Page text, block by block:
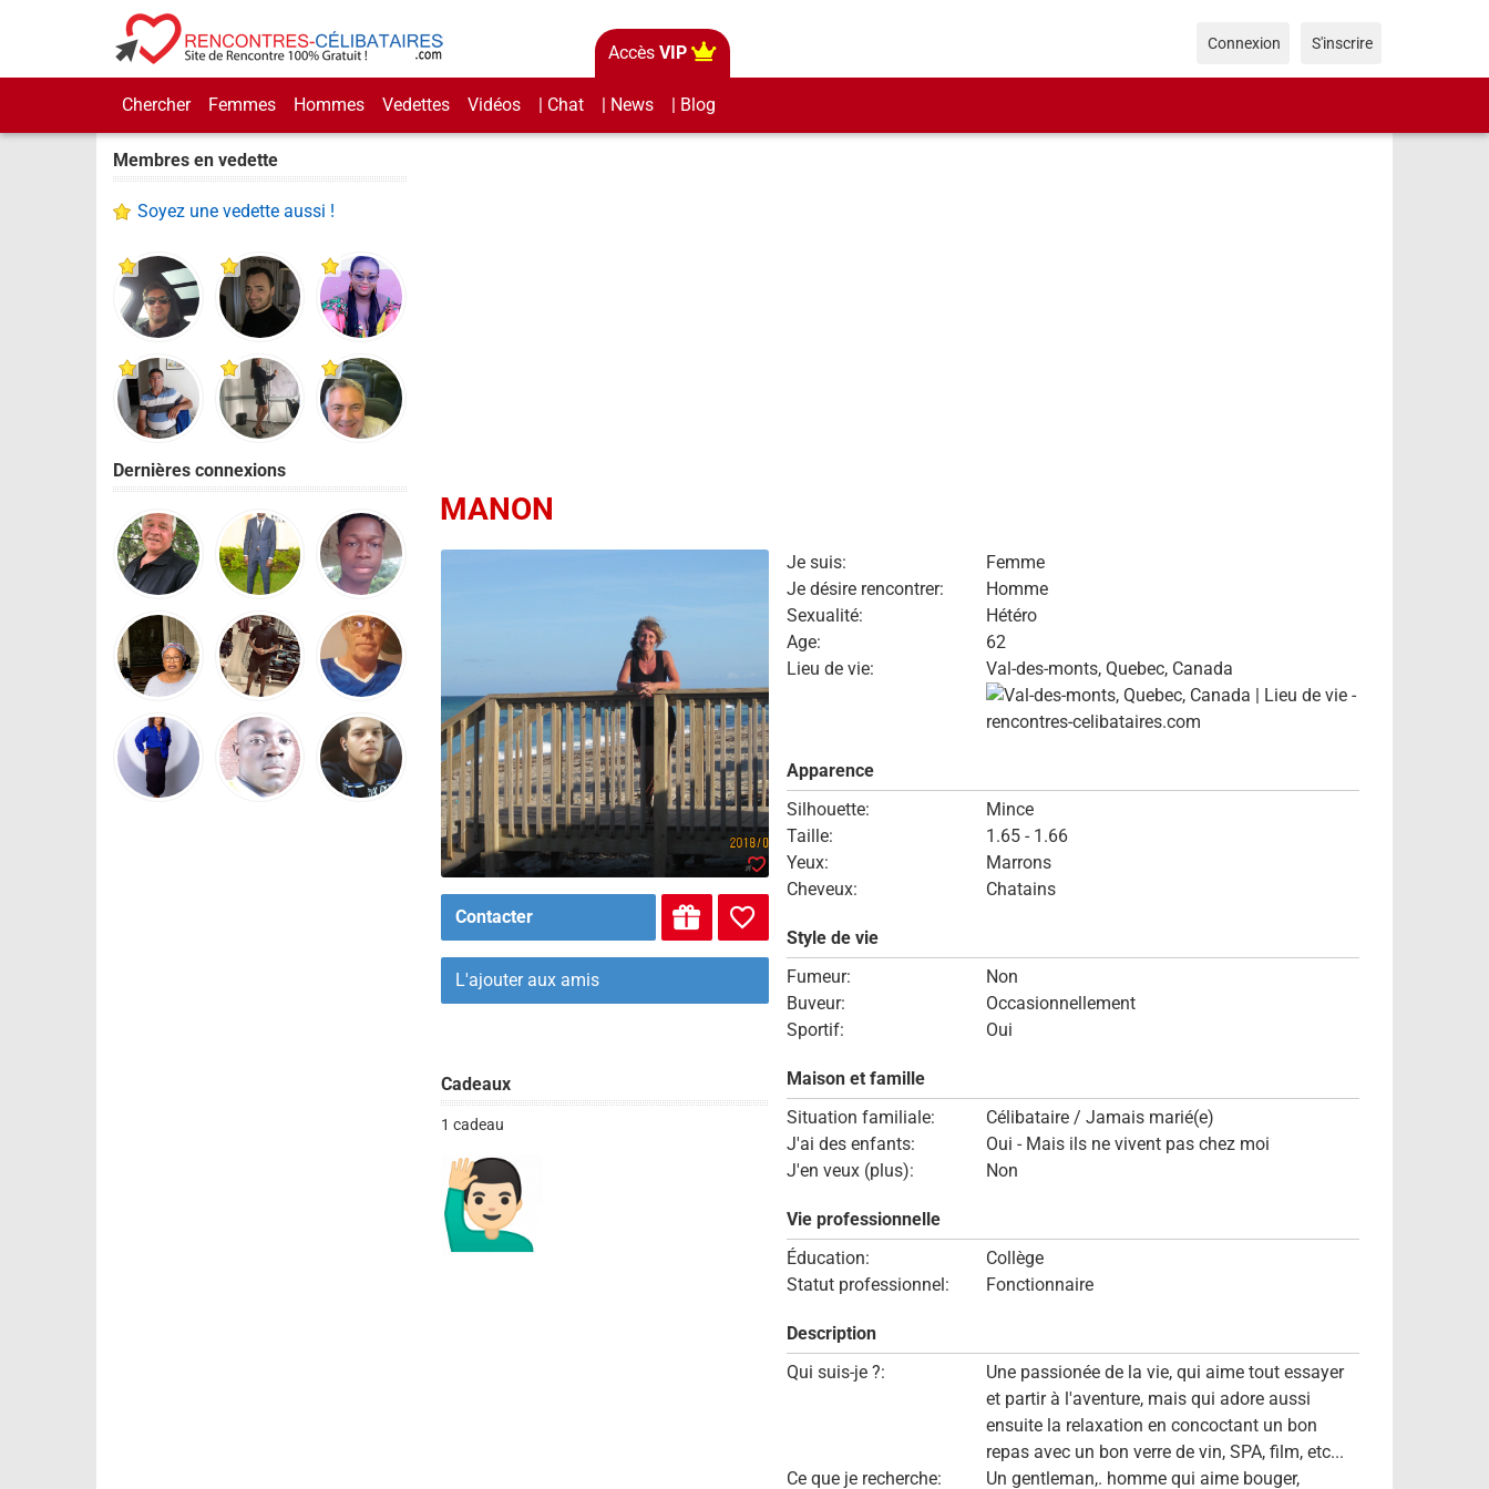
Accès VIP
Chercher Femmes Hommes Vedettes Vidéos | Chat | News | Blog
Connexion S'inscrire
Membres en vedette
Soyez une vedette aussi !
Dernières connexions
MANON
Contacter
L'ajouter aux amis
Cadeaux
1 cadeau
Je suis:
Femme
Je désire rencontrer:
Homme
Sexualité:
Hétéro
Age:
62
Lieu de vie:
Val-des-monts, Quebec, Canada
Apparence
Silhouette:
Mince
Taille:
1.65 - 1.66
Yeux:
Marrons
Cheveux:
Chatains
Style de vie
Fumeur:
Non
Buveur:
Occasionnellement
Sportif:
Oui
Maison et famille
Situation familiale:
Célibataire / Jamais marié(e)
J'ai des enfants:
Oui - Mais ils ne vivent pas chez moi
J'en veux (plus):
Non
Vie professionnelle
Éducation:
Collège
Statut professionnel:
Fonctionnaire
Description
Qui suis-je ?:
Une passionée de la vie, qui aime tout essayer
et partir à l'aventure, mais qui adore aussi
ensuite la relaxation en concoctant un bon
repas avec un bon verre de vin, SPA, film, etc...
Ce que je recherche:
Un gentleman,. homme qui aime bouger,